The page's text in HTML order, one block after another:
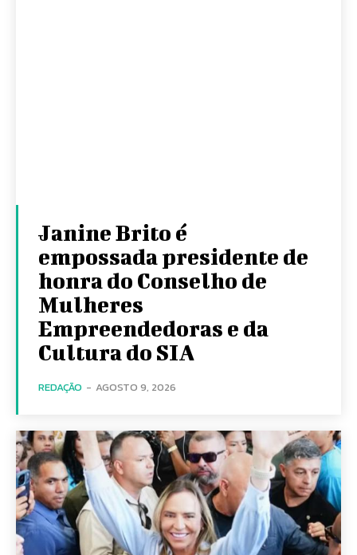
Janine Brito é
empossada presidente de
honra do Conselho de
Mulheres
Empreendedoras e da
Cultura do SIA
REDAÇÃO - AGOSTO 9, 2026